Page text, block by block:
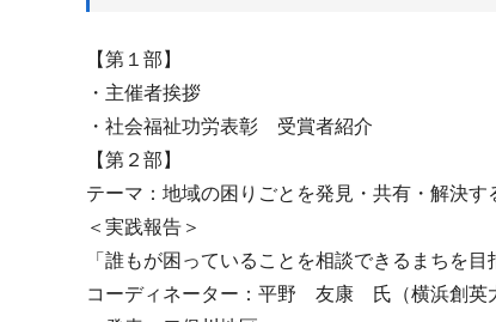
【第１部】
・主催者挨拶
・社会福祉功労表彰 受賞者紹介
【第２部】
テーマ：地域の困りごとを発見・共有・解決す
＜実践報告＞
「誰もが困っていることを相談できるまちを目
コーディネーター：平野 友康 氏（横浜創英